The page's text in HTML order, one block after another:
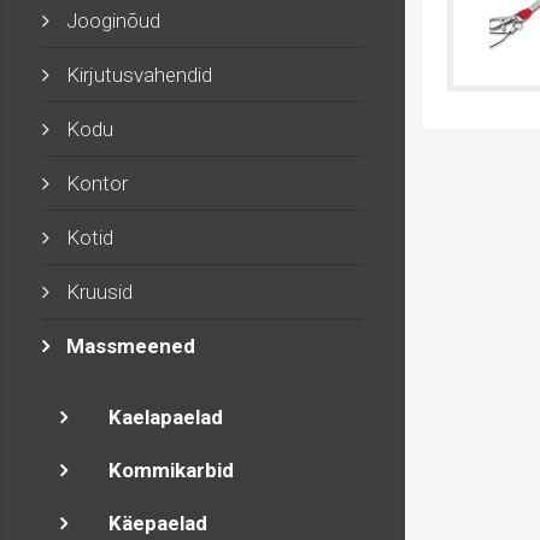
Jooginõud
Kirjutusvahendid
Kodu
Kontor
Kotid
Kruusid
Massmeened
Kaelapaelad
Kommikarbid
Käepaelad